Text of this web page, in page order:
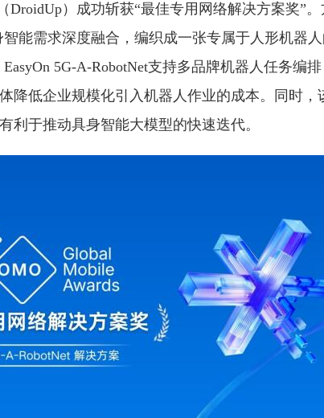
DroidUp）成功斩获“最佳专用网络解决方案奖”
智能需求深度融合，编织成一张专属于人形机器
5G-A-RobotNet支持多品牌机器人任务编
降低企业规模化引入机器人作业的成本。同时，
利于推动具身智能大模型的快速迭代。